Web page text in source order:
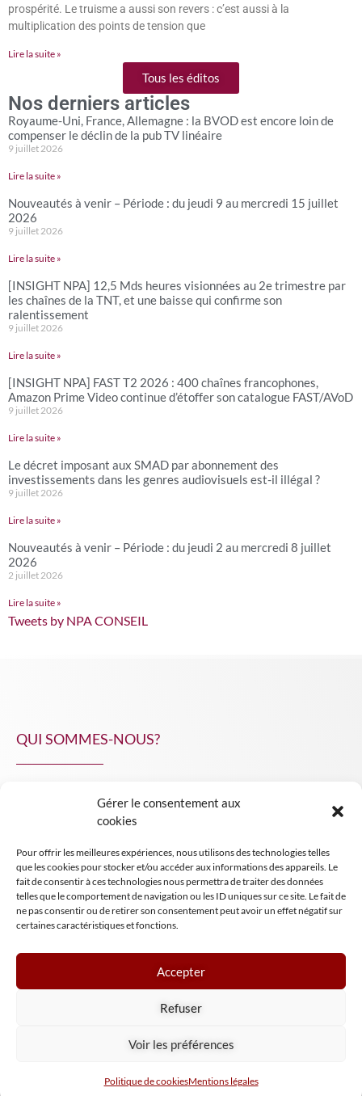
Gérer le consentement aux
cookies
Pour offrir les meilleures expériences, nous utilisons des technologies telles
que les cookies pour stocker et/ou accéder aux informations des appareils. Le
fait de consentir à ces technologies nous permettra de traiter des données
telles que le comportement de navigation ou les ID uniques sur ce site. Le fait de
ne pas consentir ou de retirer son consentement peut avoir un effet négatif sur
certaines caractéristiques et fonctions.
Accepter
Refuser
Voir les préférences
Politique de cookiesMentions légales
prospérité. Le truisme a aussi son revers : c’est aussi à la
multiplication des points de tension que
Lire la suite »
Tous les éditos
Nos derniers articles
Royaume-Uni, France, Allemagne : la BVOD est encore loin de
compenser le déclin de la pub TV linéaire
9 juillet 2026
Lire la suite »
Nouveautés à venir – Période : du jeudi 9 au mercredi 15 juillet
2026
9 juillet 2026
Lire la suite »
[INSIGHT NPA] 12,5 Mds heures visionnées au 2e trimestre par
les chaînes de la TNT, et une baisse qui confirme son
ralentissement
9 juillet 2026
Lire la suite »
[INSIGHT NPA] FAST T2 2026 : 400 chaînes francophones,
Amazon Prime Video continue d’étoffer son catalogue FAST/AVoD
9 juillet 2026
Lire la suite »
Le décret imposant aux SMAD par abonnement des
investissements dans les genres audiovisuels est-il illégal ?
9 juillet 2026
Lire la suite »
Nouveautés à venir – Période : du jeudi 2 au mercredi 8 juillet
2026
2 juillet 2026
Lire la suite »
Tweets by NPA CONSEIL
QUI SOMMES-NOUS?
INSIGHT NPA
Mentions légales
Tous droits réservés NPA Conseil